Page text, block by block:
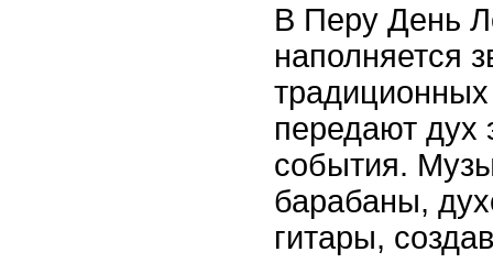
В Перу День
наполняется
передают дух
события.
барабаны,
гитары,